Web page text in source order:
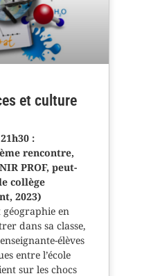
et culture
:
rencontre,
PROF, peut-
collège
2023)
géographie en
dans sa classe,
élèves
entre l’école
sur les chocs